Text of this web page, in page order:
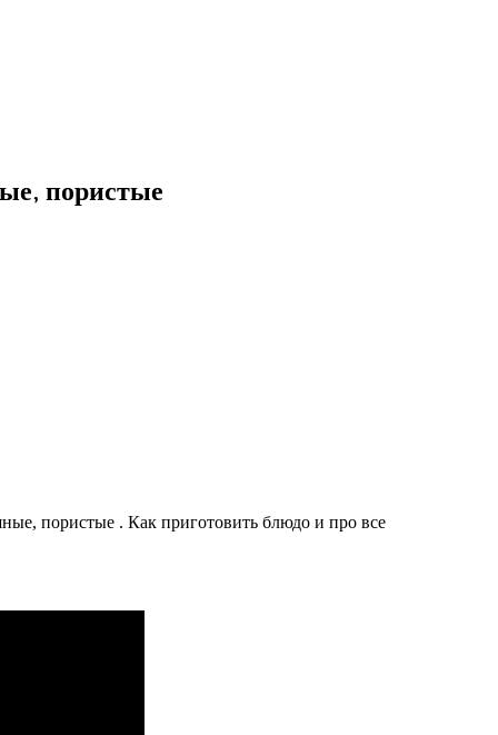
пористые
пористые . Как приготовить блюдо и про все